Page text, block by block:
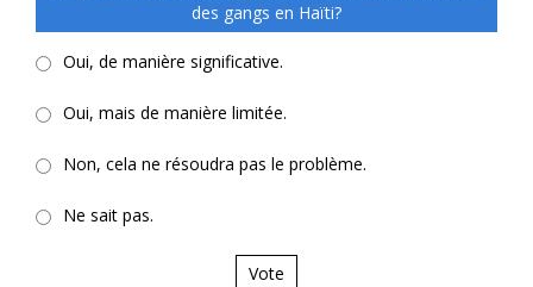
des gangs en Haïti?
Oui, de manière significative.
Oui, mais de manière limitée.
Non, cela ne résoudra pas le problème.
Ne sait pas.
Vote